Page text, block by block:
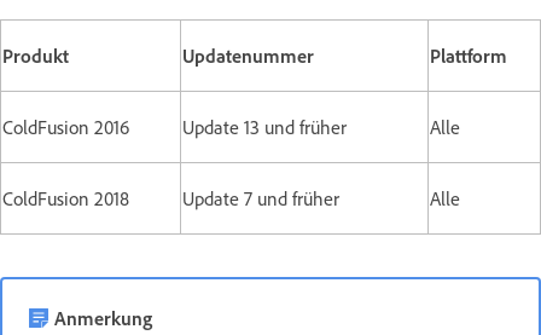
Produkt Updatenummer Plattform
ColdFusion 2016 Update 13 und früher Alle
ColdFusion 2018 Update 7 und früher Alle
Anmerkung